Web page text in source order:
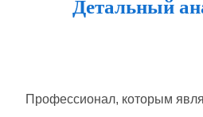
Детальный
Профессионал, которым